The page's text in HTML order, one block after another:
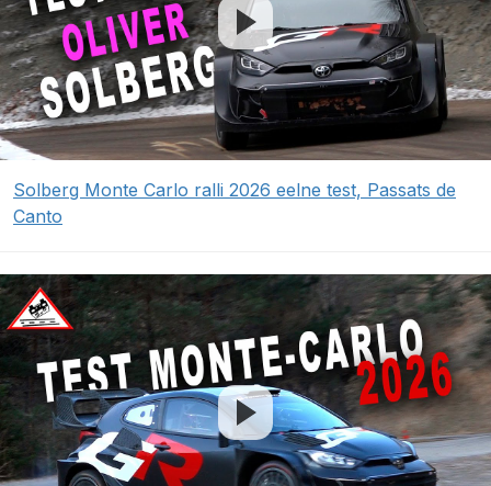
Solberg Monte Carlo ralli 2026 eelne test, Passats de
Canto